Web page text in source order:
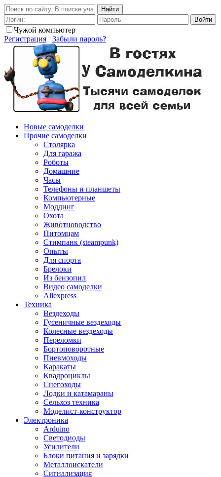
Найти
Войти
Чужой компьютер
Регистрация
Забыли пароль?
Новые самоделки
Прочие самоделки
Столярка
Для гаража
Роботы
Домашние
Часы
Телефоны и планшеты
Компьютерные
Моддинг
Охота
Животноводство
Питомцам
Стимпанк (steampunk)
Опыты
Для спорта
Брелоки
Из бензопил
Видео самоделки
Aliexpress
Техника
Вездеходы
Гусеничные вездеходы
Колесные вездеходы
Переломки
Бортоповоротные
Пневмоходы
Каракаты
Квадроциклы
Снегоходы
Лодки и катамараны
Сельхоз техника
Моделист-конструктор
Электроника
Arduino
Светодиоды
Усилители
Блоки питания и зарядки
Металлоискатели
Сигнализация